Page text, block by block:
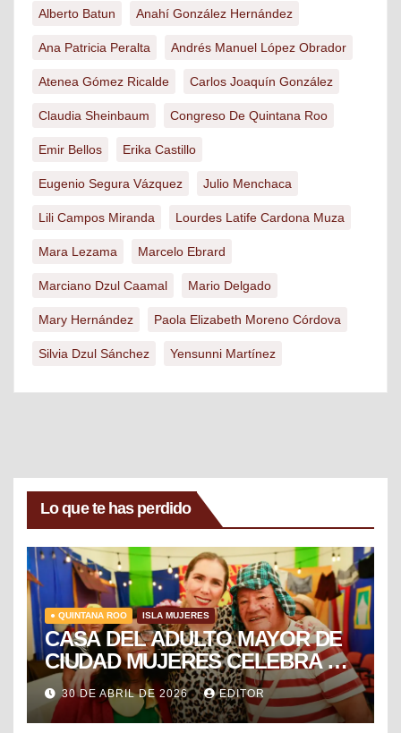
Alberto Batun Anahí González Hernández
Ana Patricia Peralta Andrés Manuel López Obrador
Atenea Gómez Ricalde Carlos Joaquín González
Claudia Sheinbaum Congreso De Quintana Roo
Emir Bellos Erika Castillo
Eugenio Segura Vázquez Julio Menchaca
Lili Campos Miranda Lourdes Latife Cardona Muza
Mara Lezama Marcelo Ebrard
Marciano Dzul Caamal Mario Delgado
Mary Hernández Paola Elizabeth Moreno Córdova
Silvia Dzul Sánchez Yensunni Martínez
Lo que te has perdido
● QUINTANA ROO ISLA MUJERES
CASA DEL ADULTO MAYOR DE
CIUDAD MUJERES CELEBRA EL
DÍA DEL NIÑO Y LA NIÑA CON
PUESTA EN ESCENA DE LA
VECINDAD DEL CHAVO
30 DE ABRIL DE 2026 EDITOR